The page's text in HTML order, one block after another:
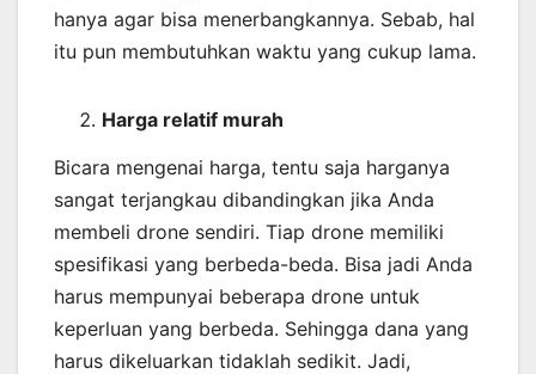
hanya agar bisa menerbangkannya. Sebab, hal
itu pun membutuhkan waktu yang cukup lama.
Harga relatif murah
Bicara mengenai harga, tentu saja harganya
sangat terjangkau dibandingkan jika Anda
membeli drone sendiri. Tiap drone memiliki
spesifikasi yang berbeda-beda. Bisa jadi Anda
harus mempunyai beberapa drone untuk
keperluan yang berbeda. Sehingga dana yang
harus dikeluarkan tidaklah sedikit. Jadi,